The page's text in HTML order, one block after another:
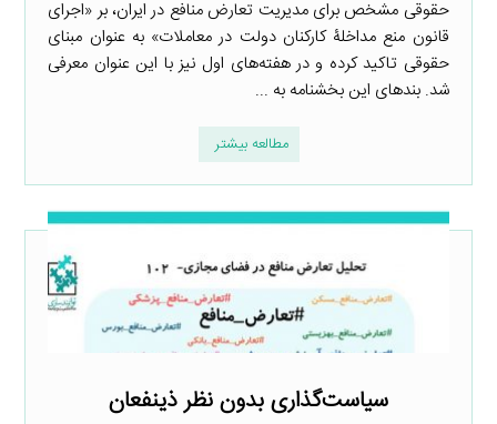
حقوقی مشخص برای مدیریت تعارض منافع در ایران، بر «اجرای
قانون منع مداخلۀ کارکنان دولت در معاملات» به عنوان مبنای
حقوقی تاکید کرده و در هفته‌های اول نیز با این عنوان معرفی
شد. بندهای این بخشنامه به ...
مطالعه بیشتر
سیاست‌گذاری بدون نظر ذینفعان